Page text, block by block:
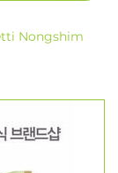
Nongshim